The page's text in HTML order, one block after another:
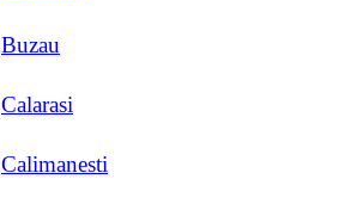
Buzau
Calarasi
Calimanesti